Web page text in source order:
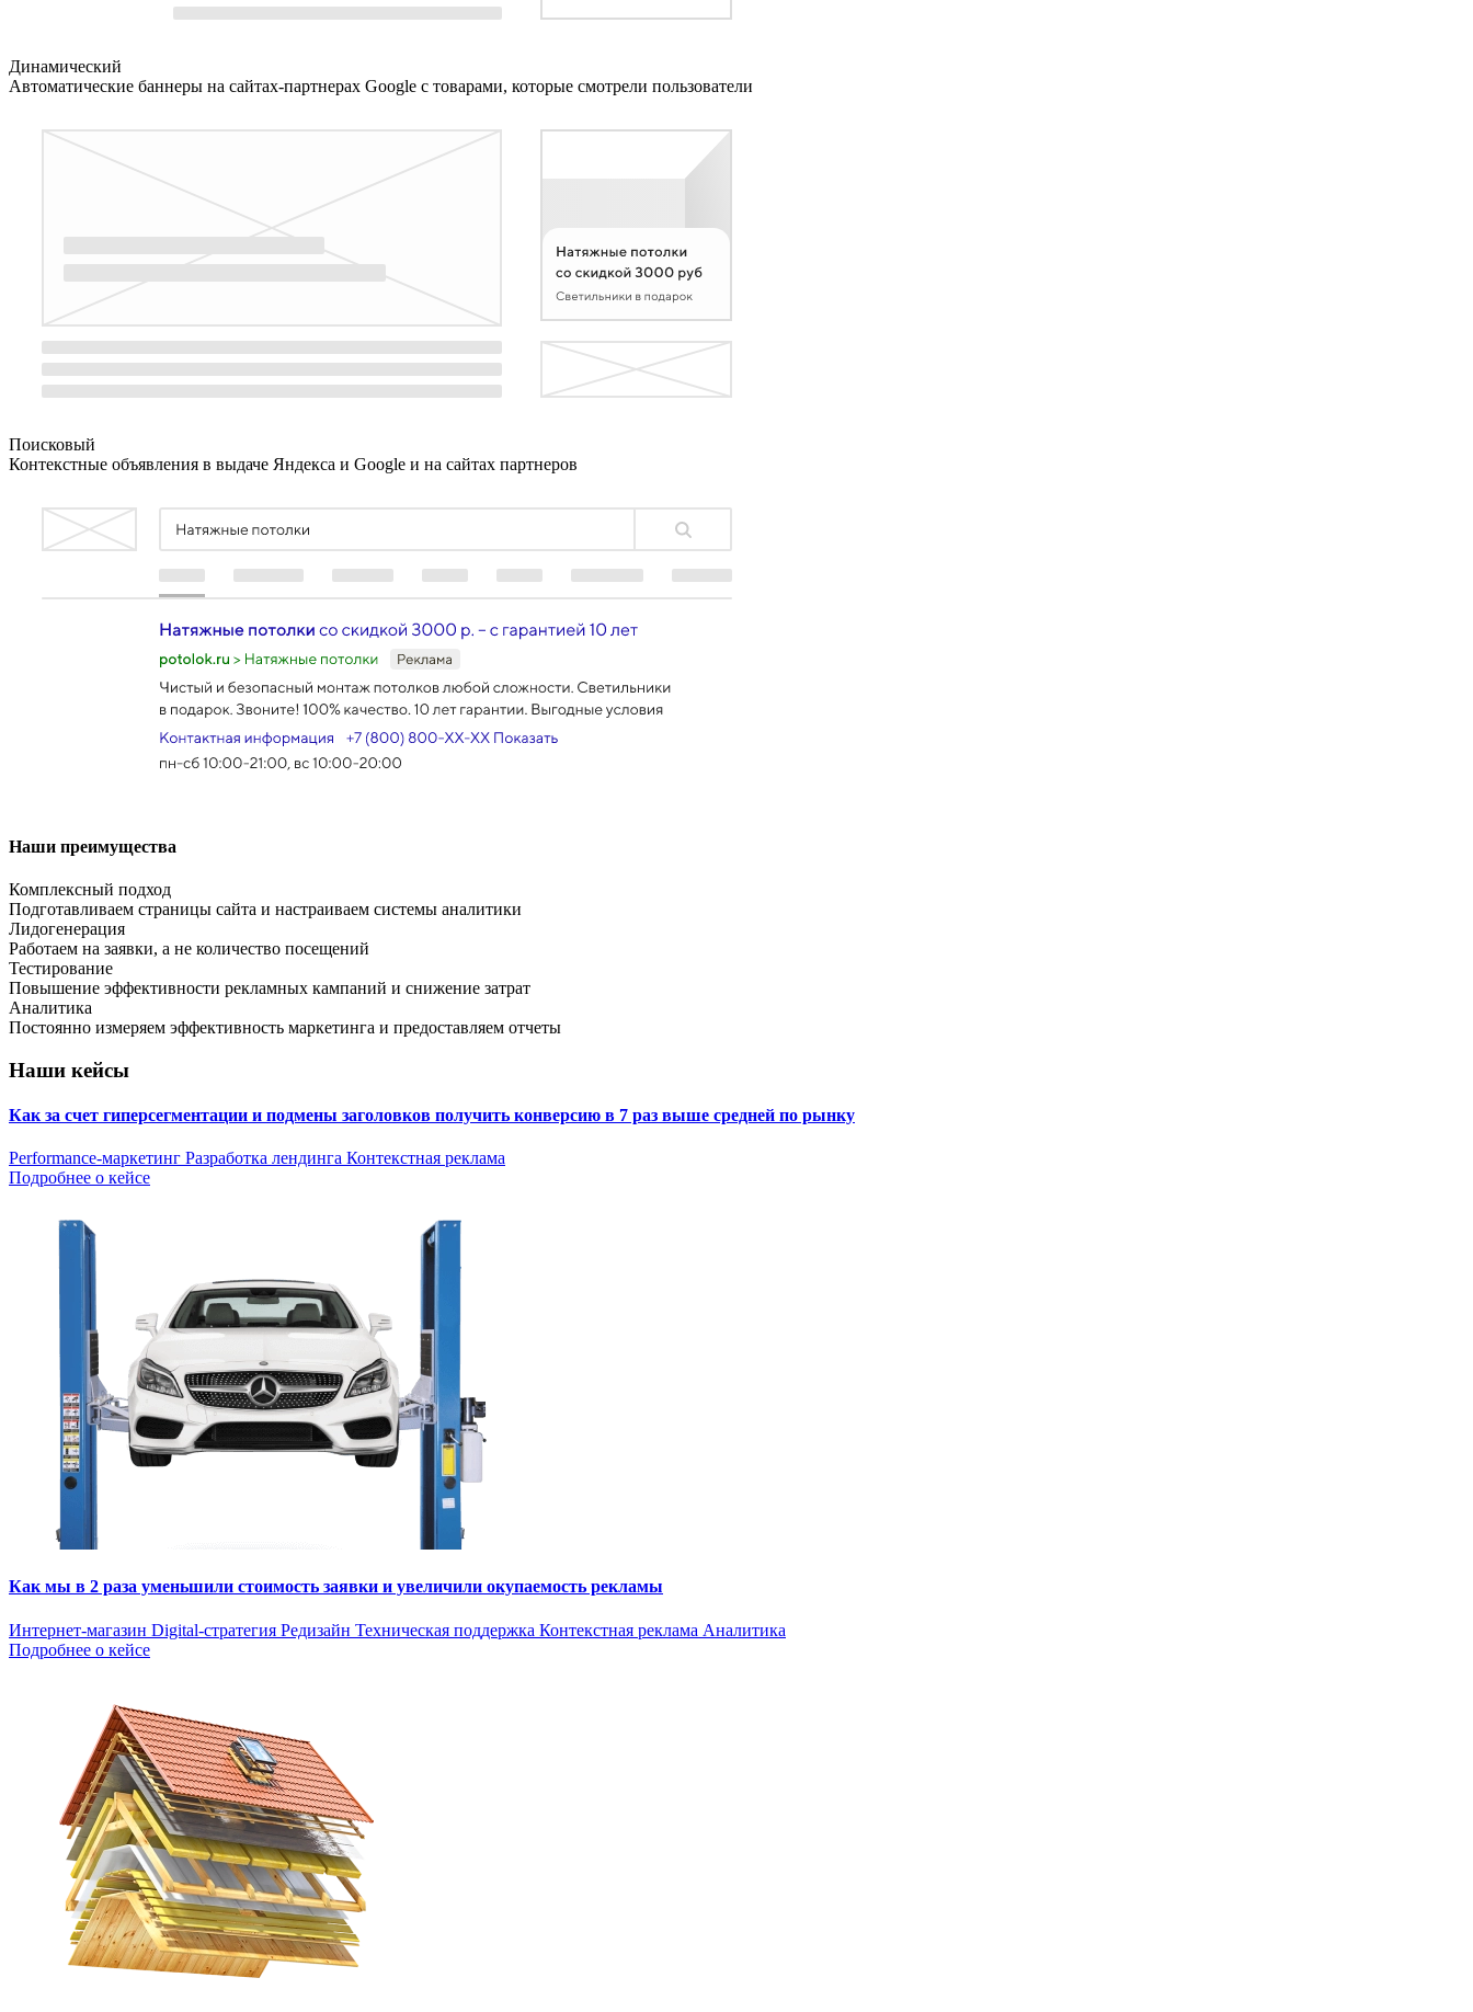
Динамический
Автоматические баннеры на сайтах-партнерах Google с товарами, которые смотрели пользователи
Поисковый
Контекстные объявления в выдаче Яндекса и Google и на сайтах партнеров
Наши преимущества
Комплексный подход
Подготавливаем страницы сайта и настраиваем системы аналитики
Лидогенерация
Работаем на заявки, а не количество посещений
Тестирование
Повышение эффективности рекламных кампаний и снижение затрат
Аналитика
Постоянно измеряем эффективность маркетинга и предоставляем отчеты
Наши кейсы
Как за счет гиперсегментации и подмены заголовков получить конверсию в 7 раз выше средней по рынку
Performance-маркетинг Разработка лендинга Контекстная реклама
Подробнее о кейсе
Как мы в 2 раза уменьшили стоимость заявки и увеличили окупаемость рекламы
Интернет-магазин Digital-стратегия Редизайн Техническая поддержка Контекстная реклама Аналитика
Подробнее о кейсе